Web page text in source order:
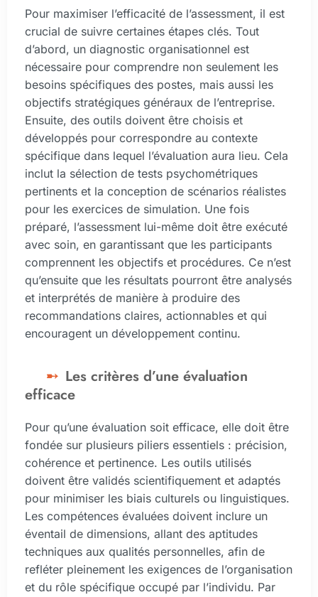
Pour maximiser l’efficacité de l’assessment, il est
crucial de suivre certaines étapes clés. Tout
d’abord, un diagnostic organisationnel est
nécessaire pour comprendre non seulement les
besoins spécifiques des postes, mais aussi les
objectifs stratégiques généraux de l’entreprise.
Ensuite, des outils doivent être choisis et
développés pour correspondre au contexte
spécifique dans lequel l’évaluation aura lieu. Cela
inclut la sélection de tests psychométriques
pertinents et la conception de scénarios réalistes
pour les exercices de simulation. Une fois
préparé, l’assessment lui-même doit être exécuté
avec soin, en garantissant que les participants
comprennent les objectifs et procédures. Ce n’est
qu’ensuite que les résultats pourront être analysés
et interprétés de manière à produire des
recommandations claires, actionnables et qui
encouragent un développement continu.
Les critères d’une évaluation
efficace
Pour qu’une évaluation soit efficace, elle doit être
fondée sur plusieurs piliers essentiels : précision,
cohérence et pertinence. Les outils utilisés
doivent être validés scientifiquement et adaptés
pour minimiser les biais culturels ou linguistiques.
Les compétences évaluées doivent inclure un
éventail de dimensions, allant des aptitudes
techniques aux qualités personnelles, afin de
refléter pleinement les exigences de l’organisation
et du rôle spécifique occupé par l’individu. Par